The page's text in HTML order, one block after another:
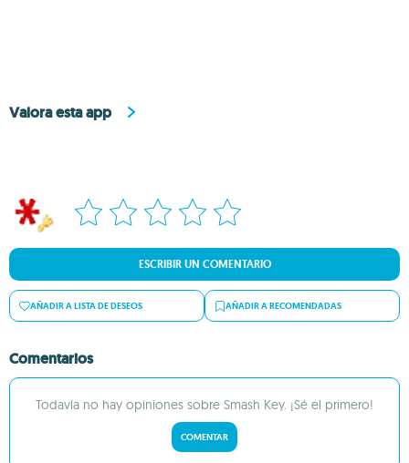
Valora esta app
ESCRIBIR UN COMENTARIO
AÑADIR A LISTA DE DESEOS AÑADIR A RECOMENDADAS
Comentarios
Todavía no hay opiniones sobre Smash Key. ¡Sé el primero!
COMENTAR